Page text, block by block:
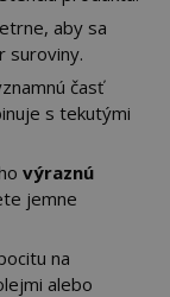
aby sa
suroviny.
časť
s tekutými
výraznú
jemne
na
alebo